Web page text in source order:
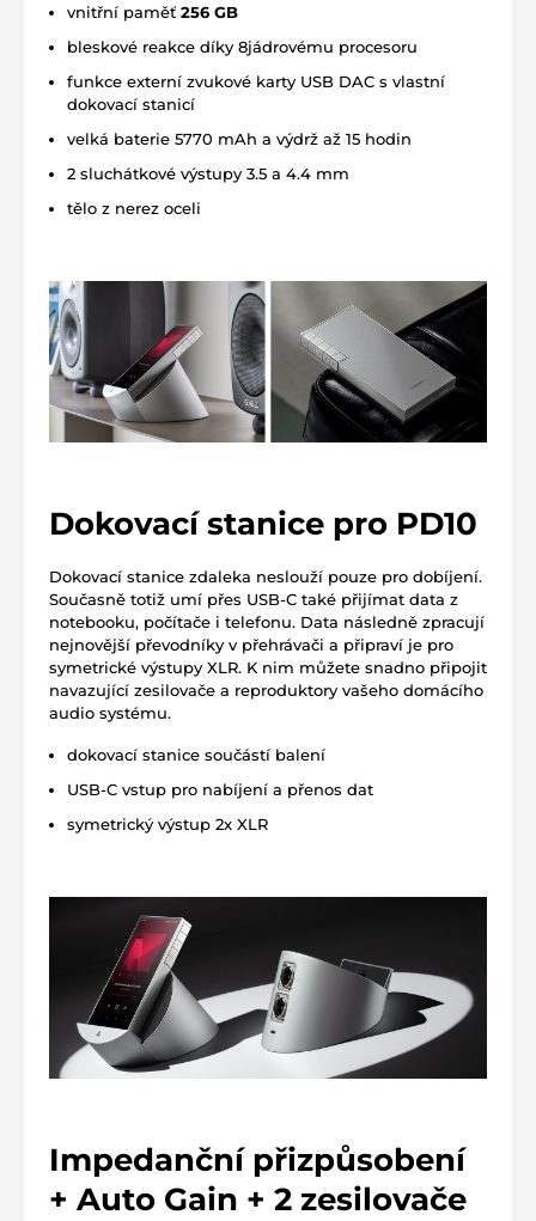
vnitřní paměť 256 GB
bleskové reakce díky 8jádrovému procesoru
funkce externí zvukové karty USB DAC s vlastní
dokovací stanicí
velká baterie 5770 mAh a výdrž až 15 hodin
2 sluchátkové výstupy 3.5 a 4.4 mm
tělo z nerez oceli
Dokovací stanice pro PD10
Dokovací stanice zdaleka neslouží pouze pro dobíjení.
Současně totiž umí přes USB-C také přijímat data z
notebooku, počítače i telefonu. Data následně zpracují
nejnovější převodníky v přehrávači a připraví je pro
symetrické výstupy XLR. K nim můžete snadno připojit
navazující zesilovače a reproduktory vašeho domácího
audio systému.
dokovací stanice součástí balení
USB-C vstup pro nabíjení a přenos dat
symetrický výstup 2x XLR
Impedanční přizpůsobení
+ Auto Gain + 2 zesilovače